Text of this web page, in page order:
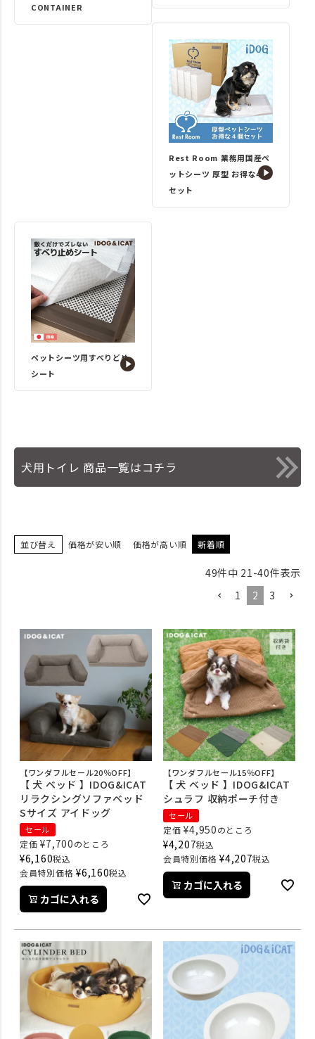
CONTAINER
Rest Room 業務用国産ペ
ットシーツ 厚型 お得な4個
セット
ペットシーツ用すべりどめ
シート
犬用トイレ 商品一覧はコチラ
並び替え 価格が安い順 価格が高い順 新着順
49件中 21-40件表示
1
2 3
【ワンダフルセール20％OFF】
【 犬 ベッド 】IDOG&ICAT
リラクシングソファベッド
Sサイズ アイドッグ
セール
定価 ¥7,700のところ
¥6,160税込
会員特別価格 ¥6,160税込
カゴに入れる
【ワンダフルセール15％OFF】
【 犬 ベッド 】IDOG&ICAT
シュラフ 収納ポーチ付き
セール
定価 ¥4,950のところ
¥4,207税込
会員特別価格 ¥4,207税込
カゴに入れる